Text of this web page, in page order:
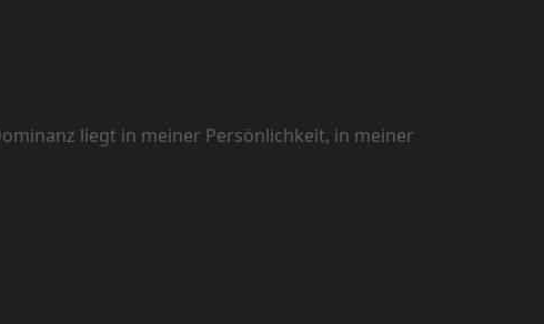
liegt in meiner Persönlichkeit, in meiner